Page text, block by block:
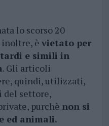
lo scorso 20
inoltre, è vietato per
e simili in
. Gli articoli
quindi, utilizzati,
del settore,
purchè non si
ed animali.